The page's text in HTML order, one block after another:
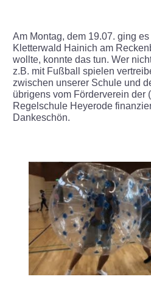
GALERIE
Unsere Schule
Benefizabend -Ein toller
Theater
Ein Schülerleben ist
Puppenspiel
Schneewerkstatt
Am Montag, dem 19.07. ging
Kletterwald Hainich am
wollte, konnte das tun. Wer
z.B. mit Fußball spielen
zwischen unserer Schule und
übrigens vom Förderverein der
Regelschule Heyerode
Dankeschön.